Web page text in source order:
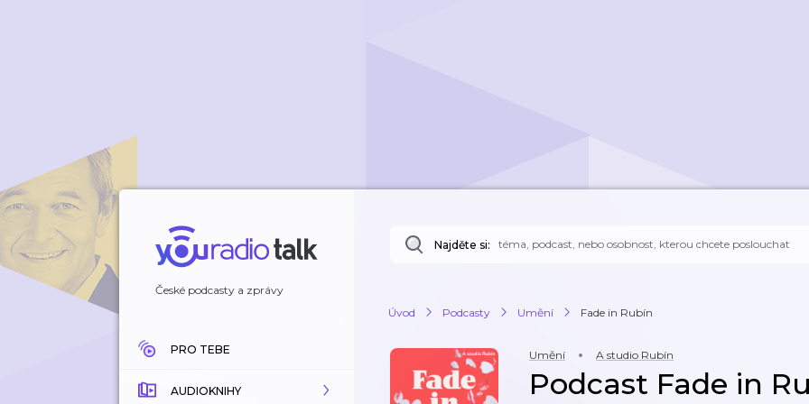
České podcasty a zprávy
PRO TEBE
AUDIOKNIHY
Najděte si:
Úvod Podcasty Umění Fade in Rubín
Umění A studio Rubín
Podcast Fade in